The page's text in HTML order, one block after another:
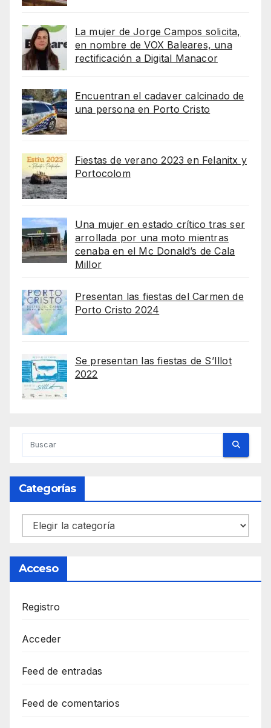
La mujer de Jorge Campos solicita,
en nombre de VOX Baleares, una
rectificación a Digital Manacor
Encuentran el cadaver calcinado de
una persona en Porto Cristo
Fiestas de verano 2023 en Felanitx y
Portocolom
Una mujer en estado crítico tras ser
arrollada por una moto mientras
cenaba en el Mc Donald’s de Cala
Millor
Presentan las fiestas del Carmen de
Porto Cristo 2024
Se presentan las fiestas de S’Illot
2022
Categorías
Categorías
Acceso
Registro
Acceder
Feed de entradas
Feed de comentarios